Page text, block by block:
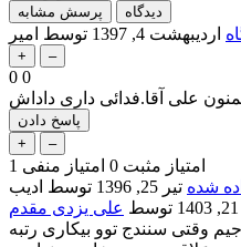
اردیبهشت 4, 1397 توسط امیر
0 0
علی آقا.فدائی داری داداش
1 امتیاز مثبت 0 امتیاز منفی
شده تیر 25, 1396 توسط ادیب
توسط علی یزدی مقدم
وقتی سنندج توو بیکاری رتبه